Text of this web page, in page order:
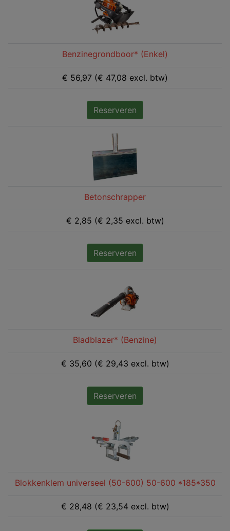
Benzinegrondboor* (Enkel)
€ 56,97 (€ 47,08 excl. btw)
Reserveren
Betonschrapper
€ 2,85 (€ 2,35 excl. btw)
Reserveren
Bladblazer* (Benzine)
€ 35,60 (€ 29,43 excl. btw)
Reserveren
Blokkenklem universeel (50-600) 50-600 *185*350
€ 28,48 (€ 23,54 excl. btw)